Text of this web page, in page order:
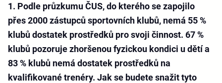
1. Podle průzkumu ČUS, do kterého se zapojilo
přes 2000 zástupců sportovních klubů, nemá 55 %
klubů dostatek prostředků pro svoji činnost. 67 %
klubů pozoruje zhoršenou fyzickou kondici u dětí a
83 % klubů nemá dostatek prostředků na
kvalifikované trenéry. Jak se budete snažit tyto